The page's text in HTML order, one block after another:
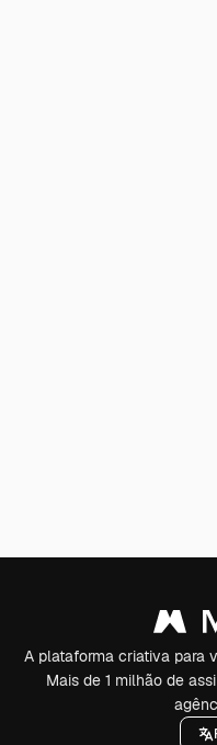
A plataforma criativa para
Mais de 1 milhão de